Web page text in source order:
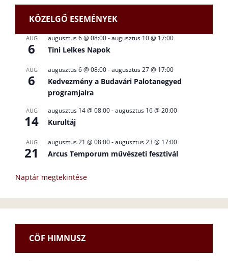
KÖZELGŐ ESEMÉNYEK
AUG
6
augusztus 6 @ 08:00-augusztus 10 @ 17:00
Tini Lelkes Napok
AUG
6
augusztus 6 @ 08:00-augusztus 27 @ 17:00
Kedvezmény a Budavári Palotanegyed
programjaira
AUG
14
augusztus 14 @ 08:00-augusztus 16 @ 20:00
Kurultáj
AUG
21
augusztus 21 @ 08:00-augusztus 23 @ 17:00
Arcus Temporum művészeti fesztivál
Naptár megtekintése
CÖF HIMNUSZ